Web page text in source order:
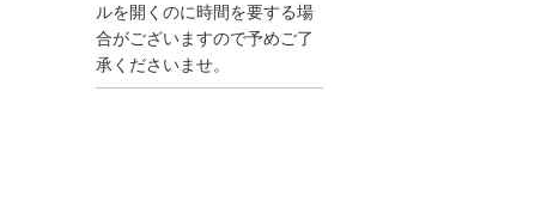
●夏季休業に伴う情報更
新停止のお知らせ●
建設資料館をご利用いた
だき、誠に有難うござい
ルを開くのに時間を要する場
合がございますので予めご了
承くださいませ。